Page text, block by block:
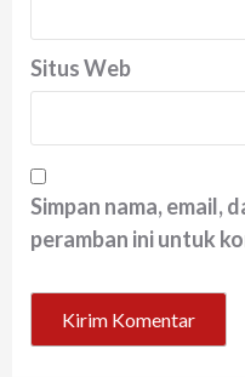
Situs Web
Simpan nama, email,
peramban ini untuk